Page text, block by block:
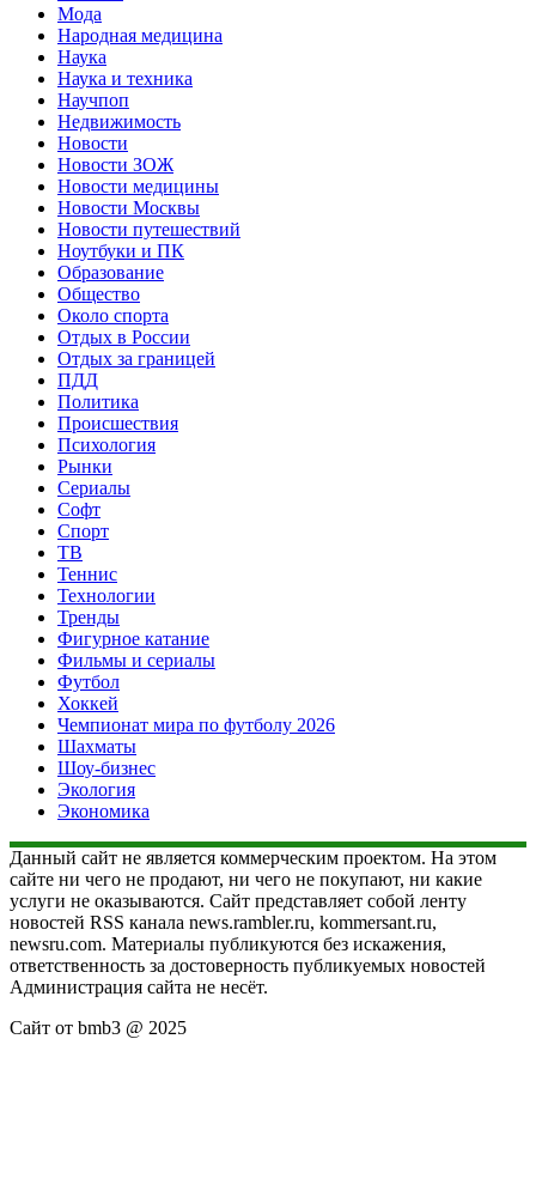
Мода
Народная медицина
Наука
Наука и техника
Научпоп
Недвижимость
Новости
Новости ЗОЖ
Новости медицины
Новости Москвы
Новости путешествий
Ноутбуки и ПК
Образование
Общество
Около спорта
Отдых в России
Отдых за границей
ПДД
Политика
Происшествия
Психология
Рынки
Сериалы
Софт
Спорт
ТВ
Теннис
Технологии
Тренды
Фигурное катание
Фильмы и сериалы
Футбол
Хоккей
Чемпионат мира по футболу 2026
Шахматы
Шоу-бизнес
Экология
Экономика
Данный сайт не является коммерческим проектом. На этом
сайте ни чего не продают, ни чего не покупают, ни какие
услуги не оказываются. Сайт представляет собой ленту
новостей RSS канала news.rambler.ru, kommersant.ru,
newsru.com. Материалы публикуются без искажения,
ответственность за достоверность публикуемых новостей
Администрация сайта не несёт.
Сайт от bmb3 @ 2025